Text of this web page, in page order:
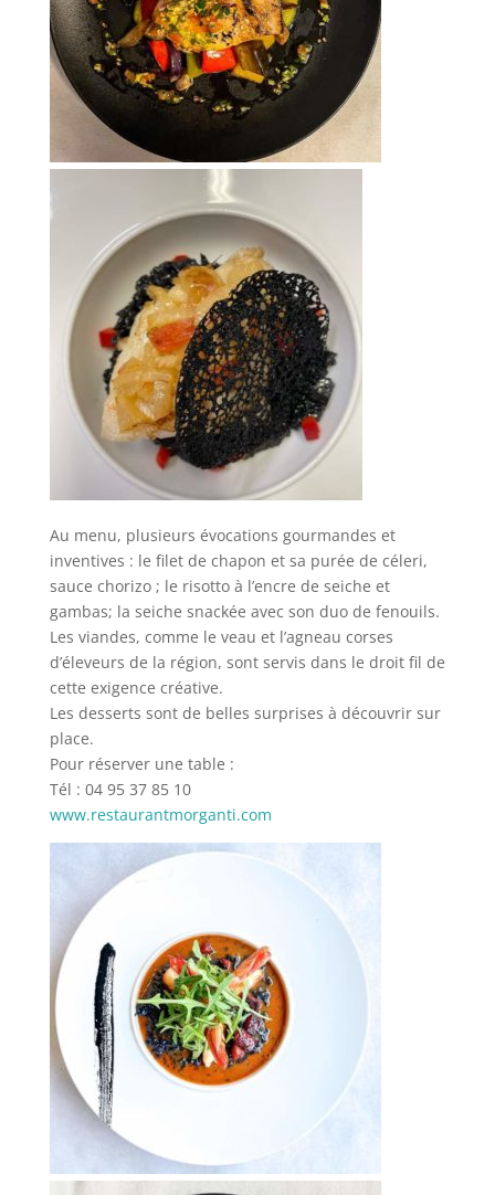
Au menu, plusieurs évocations gourmandes et
inventives : le filet de chapon et sa purée de céleri,
sauce chorizo ; le risotto à l’encre de seiche et
gambas; la seiche snackée avec son duo de fenouils.
Les viandes, comme le veau et l’agneau corses
d’éleveurs de la région, sont servis dans le droit fil de
cette exigence créative.
Les desserts sont de belles surprises à découvrir sur
place.
Pour réserver une table :
Tél : 04 95 37 85 10
www.restaurantmorganti.com